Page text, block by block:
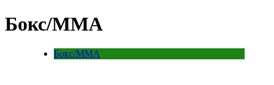
Бокс/MMA
Бокс/MMA